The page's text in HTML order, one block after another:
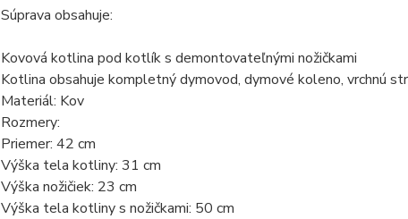
Súprava obsahuje:
Kovová kotlina pod kotlík s demontovateľnými nožičkami
Kotlina obsahuje kompletný dymovod, dymové koleno, vrchnú
Materiál: Kov
Rozmery:
Priemer: 42 cm
Výška tela kotliny: 31 cm
Výška nožičiek: 23 cm
Výška tela kotliny s nožičkami: 50 cm